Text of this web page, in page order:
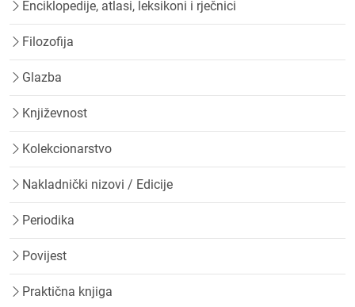
Enciklopedije, atlasi, leksikoni i rječnici
Filozofija
Glazba
Književnost
Kolekcionarstvo
Nakladnički nizovi / Edicije
Periodika
Povijest
Praktična knjiga